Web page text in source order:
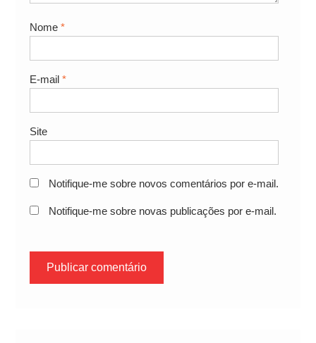
Nome *
E-mail *
Site
Notifique-me sobre novos comentários por e-mail.
Notifique-me sobre novas publicações por e-mail.